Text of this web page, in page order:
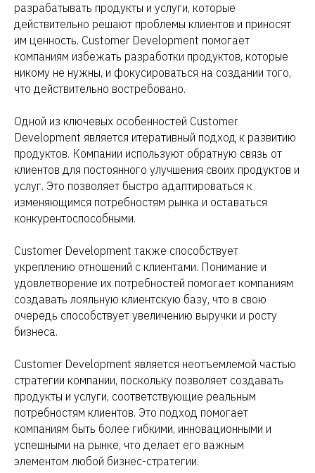
разрабатывать продукты и услуги, которые
действительно решают проблемы клиентов и приносят
им ценность. Customer Development помогает
компаниям избежать разработки продуктов, которые
никому не нужны, и фокусироваться на создании того,
что действительно востребовано.
Одной из ключевых особенностей Customer
Development является итеративный подход к развитию
продуктов. Компании используют обратную связь от
клиентов для постоянного улучшения своих продуктов и
услуг. Это позволяет быстро адаптироваться к
изменяющимся потребностям рынка и оставаться
конкурентоспособными.
Customer Development также способствует
укреплению отношений с клиентами. Понимание и
удовлетворение их потребностей помогает компаниям
создавать лояльную клиентскую базу, что в свою
очередь способствует увеличению выручки и росту
бизнеса.
Customer Development является неотъемлемой частью
стратегии компании, поскольку позволяет создавать
продукты и услуги, соответствующие реальным
потребностям клиентов. Это подход помогает
компаниям быть более гибкими, инновационными и
успешными на рынке, что делает его важным
элементом любой бизнес-стратегии.